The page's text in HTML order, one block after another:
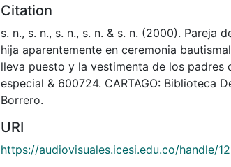
Citation
s. n., s. n., s. n., s. n. & s. n. (2000). Pareja
hija aparentemente en ceremonia
lleva puesto y la vestimenta de los padres
especial & 600724. CARTAGO: Biblioteca
Borrero.
URI
https://audiovisuales.icesi.edu.co/handle/